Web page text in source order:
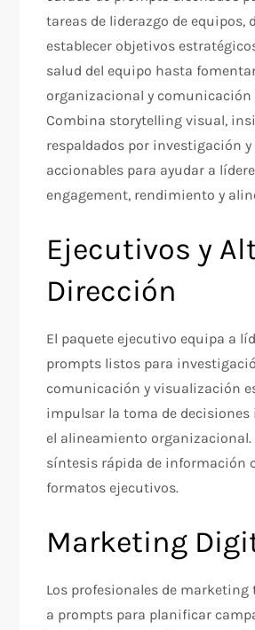
tareas de liderazgo de equipos,
establecer objetivos
salud del equipo hasta
organizacional y comunicación
Combina storytelling visual,
respaldados por investigación
accionables para ayudar a
engagement, rendimiento y
Ejecutivos y
Dirección
El paquete ejecutivo equipa a
prompts listos para
comunicación y visualización
impulsar la toma de decisiones
el alineamiento organizacional.
síntesis rápida de información
formatos ejecutivos.​
Marketing
Los profesionales de marketing
a prompts para planificar